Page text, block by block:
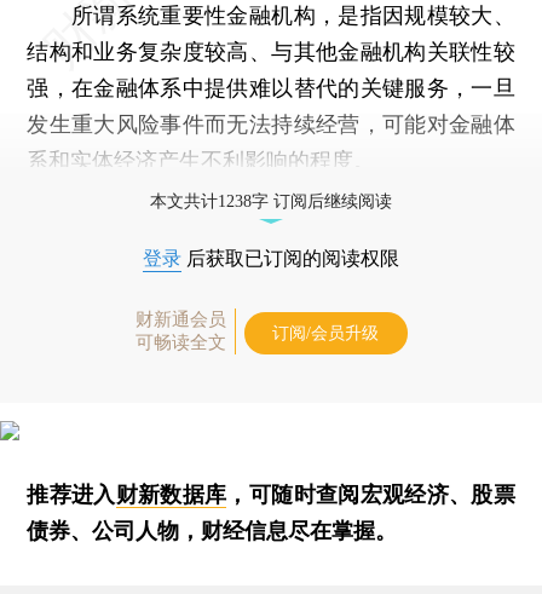
所谓系统重要性金融机构，是指因规模较大、
结构和业务复杂度较高、与其他金融机构关联性较
强，在金融体系中提供难以替代的关键服务，一旦
发生重大风险事件而无法持续经营，可能对金融体
系和实体经济产生不利影响的程度。
本文共计1238字 订阅后继续阅读
登录 后获取已订阅的阅读权限
财新通会员
可畅读全文
订阅/会员升级
推荐进入财新数据库 ，可随时查阅宏观经济、股票
债券、公司人物，财经信息尽在掌握。